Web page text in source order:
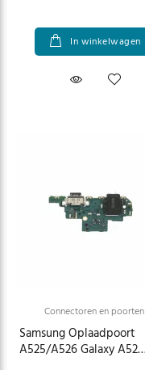
In winkelwagen
Connectoren en poorten
Samsung Oplaadpoort
A525/A526 Galaxy A52